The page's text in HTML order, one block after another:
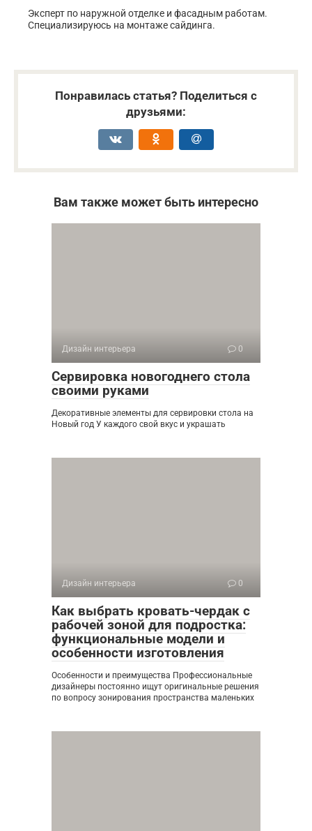
Эксперт по наружной отделке и фасадным работам.
Специализируюсь на монтаже сайдинга.
Понравилась статья? Поделиться с
друзьями:
Вам также может быть интересно
Дизайн интерьера 0
Сервировка новогоднего стола
своими руками
Декоративные элементы для сервировки стола на
Новый год У каждого свой вкус и украшать
Дизайн интерьера 0
Как выбрать кровать-чердак с
рабочей зоной для подростка:
функциональные модели и
особенности изготовления
Особенности и преимущества Профессиональные
дизайнеры постоянно ищут оригинальные решения
по вопросу зонирования пространства маленьких